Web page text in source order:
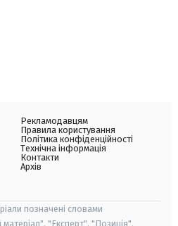
Рекламодавцям
Правила користування
Політика конфіденційності
Технічна інформація
Контакти
Архів
позначені словами
"Експерт", "Позиція".